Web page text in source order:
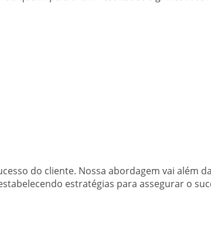
do cliente. Nossa abordagem vai além
estratégias para assegurar o